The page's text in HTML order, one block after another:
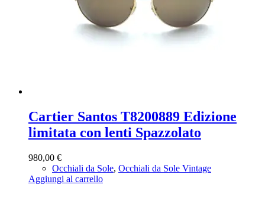
Cartier Santos T8200889 Edizione
limitata con lenti Spazzolato
980,00 €
Occhiali da Sole, Occhiali da Sole Vintage
Aggiungi al carrello